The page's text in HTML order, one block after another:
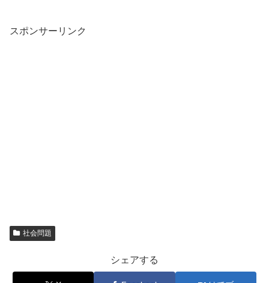
スポンサーリンク
社会問題
シェアする